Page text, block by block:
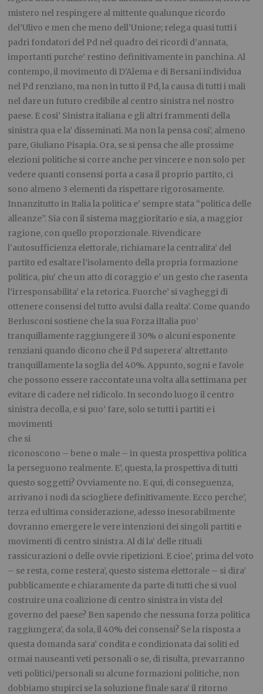
mistero nel respingere al mittente qualunque ricordo
del’Ulivo e men che meno dell’Unione; relega quasi tutti i
padri fondatori del Pd nel quadro dei ricordi d’annata,
importanti purche’ restino definitivamente in panchina. Al
contempo, il movimento di D’Alema e di Bersani individua
nel Pd renziano, ma non in tutto il Pd, la causa di tutti i mali
nel dare un futuro credibile al centro sinistra nel nostro
paese. E cosi’ Sinistra italiana e gli altri frammenti della
sinistra qua e la’ disseminati. Ma non la pensa cosi’, almeno
pare, Giuliano Pisapia. Ora, se si pensa che alle prossime
elezioni politiche si corre anche per vincere e non solo per
vedere quanti consensi porta a casa il proprio partito, ci
sono almeno 3 elementi da rispettare rigorosamente.
Innanzitutto in Italia la politica e’ sempre stata “politica delle
alleanze”. Sia con il sistema maggioritario e sia, a maggior
ragione, con quello proporzionale. Rivendicare
l’autosufficienza elettorale, richiamare la centralita’ del
partito ed esaltare l’isolamento della propria formazione
politica, piu’ che un atto di coraggio e’ un gesto che rasenta
l’irresponsabilita’ e la retorica. Fuorche’ si vagheggi di
ottenere consensi del tutto avulsi dalla realta’. Come quando
Berlusconi sostiene che la sua Forza iItalia puo’
tranquillamente raggiungere il 30% o alcuni esponente
renziani quando dicono che il Pd superera’ altrettanto
tranquillamente la soglia del 40%. Appunto, sogni e favole
che possono essere raccontate una volta alla settimana per
evitare di cadere nel ridicolo. In secondo luogo il centro
sinistra decolla, e si puo’ fare, solo se tutti i partiti e i
movimenti
che si
riconoscono – bene o male – in questa prospettiva politica
la perseguono realmente. E’, questa, la prospettiva di tutti
questo soggetti? Ovviamente no. E qui, di conseguenza,
arrivano i nodi da sciogliere definitivamente. Ecco perche’,
terza ed ultima considerazione, adesso inesorabilmente
dovranno emergere le vere intenzioni dei singoli partiti e
movimenti di centro sinistra. Al di la’ delle rituali
rassicurazioni o delle ovvie ripetizioni. E cioe’, prima del voto
– se resta, come restera’, questo sistema elettorale – si dira’
pubblicamente e chiaramente da parte di tutti che si vuol
costruire una coalizione di centro sinistra in vista del
governo del paese? Ben sapendo che nessuna forza politica
raggiungera’, da sola, il 40% dei consensi? Se la risposta a
questa domanda sara’ condita e condizionata dai soliti ed
ormai nauseanti veti personali o se, di risulta, prevarranno
veti politici/personali su alcune formazioni politiche, non
dobbiamo stupirci se la soluzione finale sara’ il ritorno